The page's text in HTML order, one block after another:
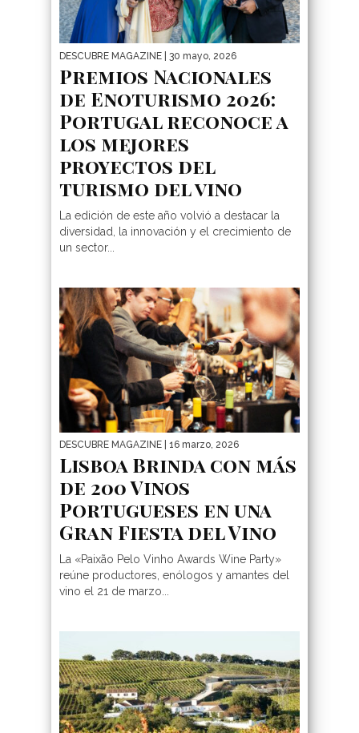
DESCUBRE MAGAZINE | 30 mayo, 2026
Premios Nacionales
de Enoturismo 2026:
Portugal reconoce a
los mejores
proyectos del
turismo del vino
La edición de este año volvió a destacar la
diversidad, la innovación y el crecimiento de
un sector...
DESCUBRE MAGAZINE | 16 marzo, 2026
Lisboa Brinda con más
de 200 Vinos
Portugueses en una
Gran Fiesta del Vino
La «Paixão Pelo Vinho Awards Wine Party»
reúne productores, enólogos y amantes del
vino el 21 de marzo...